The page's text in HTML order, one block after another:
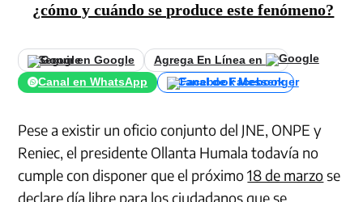
¿cómo y cuándo se produce este fenómeno?
Seguir en Google
Agrega En Línea en
Canal en WhatsApp
Canal de Facebook
Pese a existir un oficio conjunto del JNE, ONPE y
Reniec, el presidente Ollanta Humala todavía no
cumple con disponer que el próximo18 de marzose
declare día libre para los ciudadanos que se